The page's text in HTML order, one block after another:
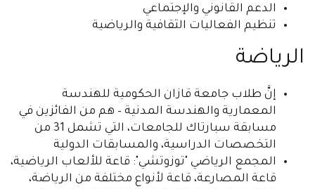
الدعم القانوني والإجتماعي
تنظيم الفعاليات الثقافية والرياضية
الرياضة
إنَّ طلاب جامعة قازان الحكومية للهندسة
المعمارية والهندسة المدنية – هم من الفائزين في
مسابقة سبارتاك للجامعات، التي تشمل 31 من
التخصصات الدراسية، والمسابقات الدولية
المجمع الرياضي "توزوتشي": قاعة للألعاب الرياضية،
قاعة المصارعة، قاعة لأنواع مختلفة من الرياضة،